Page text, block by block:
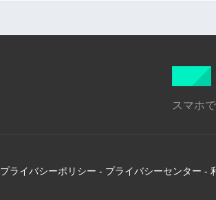
スマホ
プライバシーポリシー - プライバシーセンター -